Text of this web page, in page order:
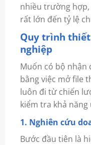
nhiều trường
rất lớn đến tỷ lệ
Quy trình
nghiệp
Muốn có bộ nhận
bằng việc mở file
luôn đi từ chiến
kiểm tra khả
1. Nghiên cứu
Bước đầu tiên là